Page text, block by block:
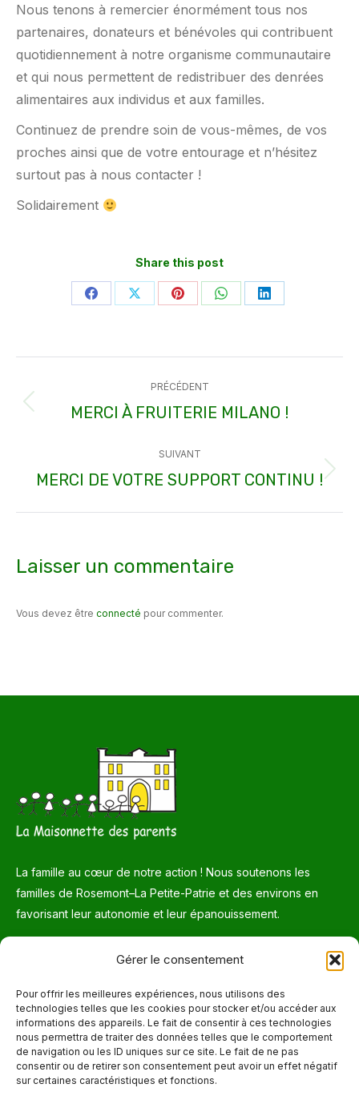
Gérer le consentement
Pour offrir les meilleures expériences, nous utilisons des
technologies telles que les cookies pour stocker et/ou accéder aux
informations des appareils. Le fait de consentir à ces technologies
nous permettra de traiter des données telles que le comportement
de navigation ou les ID uniques sur ce site. Le fait de ne pas
consentir ou de retirer son consentement peut avoir un effet négatif
sur certaines caractéristiques et fonctions.
Nous tenons à remercier énormément tous nos
partenaires, donateurs et bénévoles qui contribuent
quotidiennement à notre organisme communautaire
et qui nous permettent de redistribuer des denrées
alimentaires aux individus et aux familles.
Continuez de prendre soin de vous-mêmes, de vos
proches ainsi que de votre entourage et n’hésitez
surtout pas à nous contacter !
Solidairement
Share this post
PartagerPartagerPartagerPartagerPartager
article
PRÉCÉDENT
Article
:
MERCI À FRUITERIE MILANO !
SUIVANT
Article
MERCI DE VOTRE SUPPORT CONTINU !
Laisser un commentaire
Vous devez être connecté pour commenter.
La famille au cœur de notre action ! Nous soutenons les
familles de Rosemont–La Petite-Patrie et des environs en
favorisant leur autonomie et leur épanouissement.
Courriel
info@maisonnettedesparents.org
Trouvez nous sur :